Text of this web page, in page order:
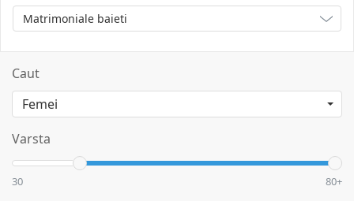
Matrimoniale baieti
Caut
Varsta
30 80+